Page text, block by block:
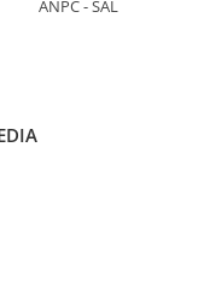
ANPC - SAL